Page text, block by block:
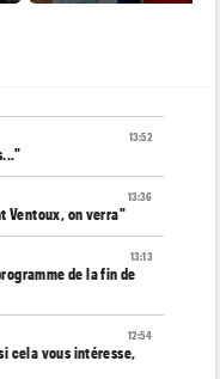
13:52
13:36
Ventoux, on verra"
13:13
de la fin de
12:54
cela vous intéresse,